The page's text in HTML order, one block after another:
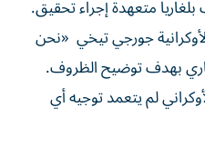
متعهدة إجراء تحقيق.
جورجي تيخي «نحن
بهدف توضيح الظروف.
لم يتعمد توجيه أي